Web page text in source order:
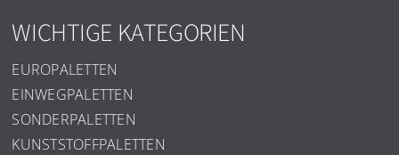
WICHTIGE KATEGORIEN
EUROPALETTEN
EINWEGPALETTEN
SONDERPALETTEN
KUNSTSTOFFPALETTEN